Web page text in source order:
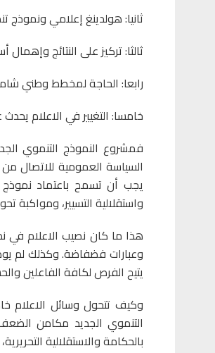
ثانيا: هولدينغ إعلامي ونموذج
ثالثا: تركيز على النتائج
رابعا: الحاجة لمخطط وطني
خامسا: التغيير في الاعلام
فمشروع النموذج التنموي
السياسة العمومية للاتصال
يجب أن تسمح باعتماد نموذج
واستقلالية التسيير، ومواكبة
هذا ما كان نصيب الاعلام
وعبارات فضفاضة. وكذلك لم
يتيح الفرص لكافة الفاعلين
وكيف تتحول وسائل الاعلام
التنموي الجديد مكامن
بالحكامة والاستقلالية